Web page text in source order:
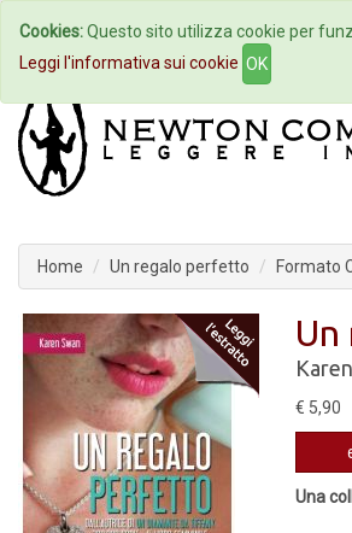
Home Autori
Home Un regalo perfetto Formato
€ 5,90
Una
Cookies:Questo sito utilizza cookie per
Leggi l'informativa sui cookie OK